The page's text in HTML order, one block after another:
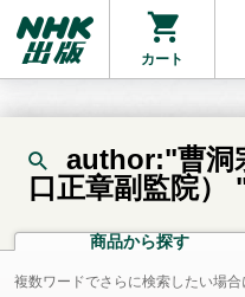
カート
author:"曹洞
口正章副監院）
商品から探す
複数ワードでさらに検索したい場